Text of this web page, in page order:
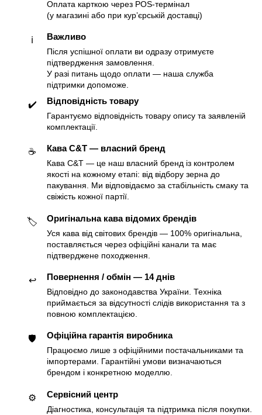
Оплата карткою через POS-термінал
(у магазині або при курʼєрській доставці)
ℹ️ Важливо
Після успішної оплати ви одразу отримуєте
підтвердження замовлення.
У разі питань щодо оплати — наша служба
підтримки допоможе.
✔️ Відповідність товару
Гарантуємо відповідність товару опису та заявленій
комплектації.
☕️ Кава C&T — власний бренд
Кава C&T — це наш власний бренд із контролем
якості на кожному етапі: від відбору зерна до
пакування. Ми відповідаємо за стабільність смаку та
свіжість кожної партії.
🏷 Оригінальна кава відомих брендів
Уся кава від світових брендів — 100% оригінальна,
поставляється через офіційні канали та має
підтверджене походження.
↩️ Повернення / обмін — 14 днів
Відповідно до законодавства України. Техніка
приймається за відсутності слідів використання та з
повною комплектацією.
🛡 Офіційна гарантія виробника
Працюємо лише з офіційними постачальниками та
імпортерами. Гарантійні умови визначаються
брендом і конкретною моделлю.
⚙️ Сервісний центр
Діагностика, консультація та підтримка після покупки.